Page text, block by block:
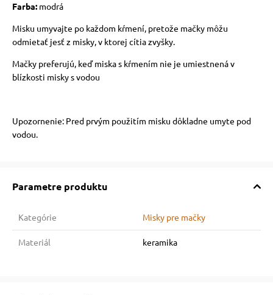
Farba:modrá
Misku umyvajte po každom kŕmení, pretože mačky môžu
odmietať jesť z misky, v ktorej cítia zvyšky.
Mačky preferujú, keď miska s kŕmením nie je umiestnená v
blízkosti misky s vodou
Upozornenie: Pred prvým použitím misku dôkladne umyte pod
vodou.
Parametre produktu
Kategórie Misky pre mačky
Materiál keramika